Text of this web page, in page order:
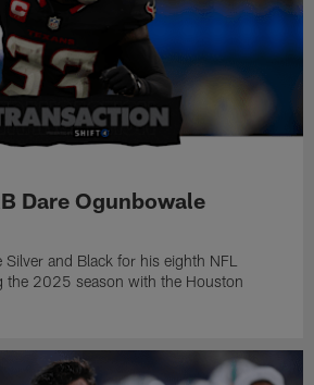
Dare Ogunbowale
and Black for his eighth NFL
the 2025 season with the Houston